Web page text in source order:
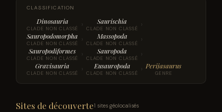
CLASSIFICATION
Dinosauria
CLADE NON CLASSÉ › Saurischia
CLADE NON CLASSÉ ›
Sauropodomorpha
CLADE NON CLASSÉ › Massopoda
CLADE NON CLASSÉ ›
Sauropodiformes
CLADE NON CLASSÉ › Sauropoda
CLADE NON CLASSÉ ›
Gravisauria
CLADE NON CLASSÉ › Eusauropoda
CLADE NON CLASSÉ › Perijasaurus
GENRE
Sites de découverte1 sites géolocalisés